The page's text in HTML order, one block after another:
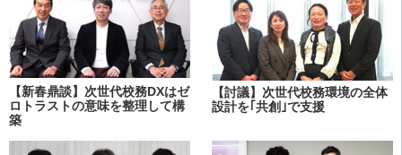
【新春鼎談】次世代校務DXはゼ
ロトラストの意味を整理して構
築
【討議】次世代校務環境の全体
設計を｢共創｣で支援